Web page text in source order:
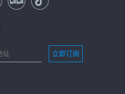
立即订阅